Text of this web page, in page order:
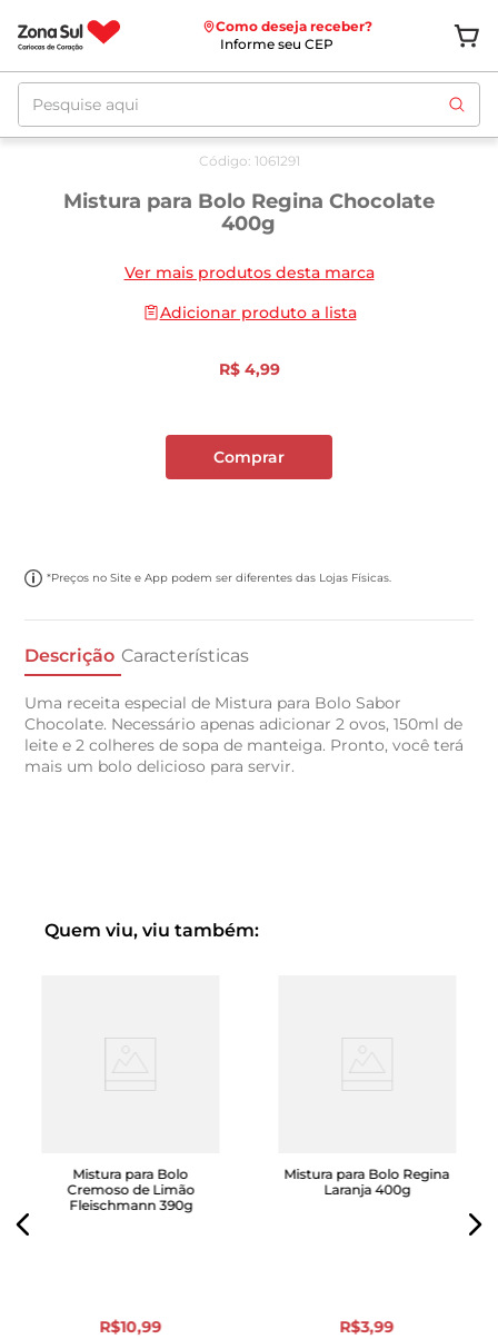
Como deseja receber?
Informe seu CEP
Pesquise aqui
Código: 1061291
Mistura para Bolo Regina Chocolate
400g
Ver mais produtos desta marca
Adicionar produto a lista
R$ 4,99
Comprar
*Preços no Site e App podem ser diferentes das Lojas Físicas.
Descrição Características
Uma receita especial de Mistura para Bolo Sabor
Chocolate. Necessário apenas adicionar 2 ovos, 150ml de
leite e 2 colheres de sopa de manteiga. Pronto, você terá
mais um bolo delicioso para servir.
Quem viu, viu também:
Mistura para Bolo
Cremoso de Limão
Fleischmann 390g
R$10,99
Mistura para Bolo Regina
Laranja 400g
R$3,99